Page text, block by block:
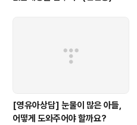
[영유아상담] 눈물이 많은 아들,
어떻게 도와주어야 할까요?